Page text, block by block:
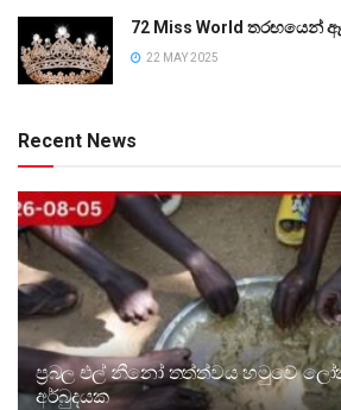
72 Miss World තරඟයෙන්
22 MAY 2025
Recent News
ප්‍රබල එල් නීනෝ තත්ත්වය හමුවේ
අර්බුදයක